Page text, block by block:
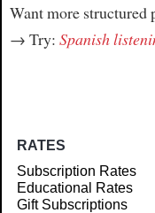
Want more structured
→ Try: Spanish
RATES
Subscription Rates
Educational Rates
Gift Subscriptions